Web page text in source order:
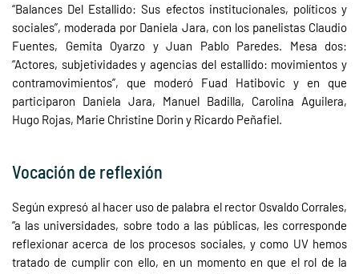
“Balances Del Estallido: Sus efectos institucionales, políticos y
sociales”, moderada por Daniela Jara, con los panelistas Claudio
Fuentes, Gemita Oyarzo y Juan Pablo Paredes. Mesa dos:
“Actores, subjetividades y agencias del estallido: movimientos y
contramovimientos”, que moderó Fuad Hatibovic y en que
participaron Daniela Jara, Manuel Badilla, Carolina Aguilera,
Hugo Rojas, Marie Christine Dorin y Ricardo Peñafiel.
Vocación de reflexión
Según expresó al hacer uso de palabra el rector Osvaldo Corrales,
“a las universidades, sobre todo a las públicas, les corresponde
reflexionar acerca de los procesos sociales, y como UV hemos
tratado de cumplir con ello, en un momento en que el rol de la